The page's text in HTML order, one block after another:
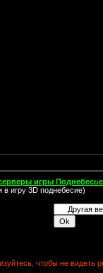
игры Поднебесье
в игру 3D поднебесие)
чтобы не видеть